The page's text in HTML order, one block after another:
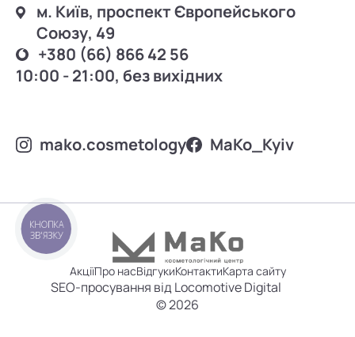
м. Київ, проспект Європейського
Союзу, 49
+380 (66) 866 42 56
10:00 - 21:00, без вихідних
mako.cosmetology MаKo_Kyiv
АкціїПро насВідгукиКонтактиКарта сайту
SEO-просування від Locomotive Digital
© 2026
КНОПКА
ЗВ'ЯЗКУ